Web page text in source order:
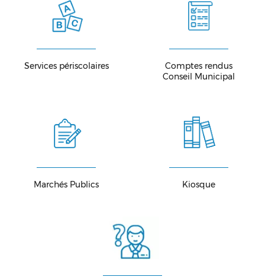
Services périscolaires
Comptes rendus
Conseil Municipal
Marchés Publics Kiosque